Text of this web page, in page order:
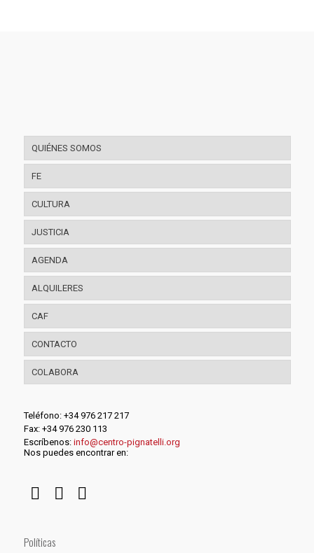
QUIÉNES SOMOS
FE
CULTURA
JUSTICIA
AGENDA
ALQUILERES
CAF
CONTACTO
COLABORA
Teléfono: +34 976 217 217
Fax: +34 976 230 113
Escríbenos: info@centro-pignatelli.org
Nos puedes encontrar en:
Políticas